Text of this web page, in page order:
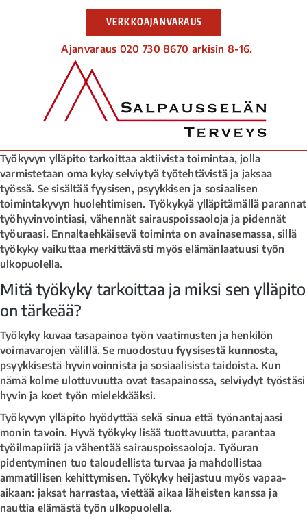
VERKKOAJANVARAUS
Ajanvaraus 020 730 8670 arkisin 8-16.
Työkyvyn ylläpito tarkoittaa aktiivista toimintaa, jolla
varmistetaan oma kyky selviytyä työtehtävistä ja jaksaa
työssä. Se sisältää fyysisen, psyykkisen ja sosiaalisen
toimintakyvyn huolehtimisen. Työkykyä ylläpitämällä parannat
työhyvinvointiasi, vähennät sairauspoissaoloja ja pidennät
työuraasi. Ennaltaehkäisevä toiminta on avainasemassa, sillä
työkyky vaikuttaa merkittävästi myös elämänlaatuusi työn
ulkopuolella.
Mitä työkyky tarkoittaa ja miksi sen ylläpito
on tärkeää?
Työkyky kuvaa tasapainoa työn vaatimusten ja henkilön
voimavarojen välillä. Se muodostuu fyysisestä kunnosta,
psyykkisestä hyvinvoinnista ja sosiaalisista taidoista. Kun
nämä kolme ulottuvuutta ovat tasapainossa, selviydyt työstäsi
hyvin ja koet työn mielekkääksi.
Työkyvyn ylläpito hyödyttää sekä sinua että työnantajaasi
monin tavoin. Hyvä työkyky lisää tuottavuutta, parantaa
työilmapiiriä ja vähentää sairauspoissaoloja. Työuran
pidentyminen tuo taloudellista turvaa ja mahdollistaa
ammatillisen kehittymisen. Työkyky heijastuu myös vapaa-
aikaan: jaksat harrastaa, viettää aikaa läheisten kanssa ja
nauttia elämästä työn ulkopuolella.